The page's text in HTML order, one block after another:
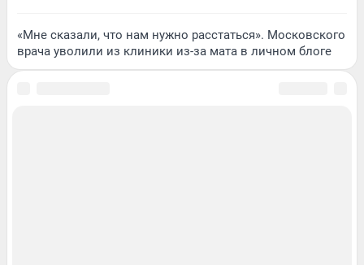
«Мне сказали, что нам нужно расстаться». Московского
врача уволили из клиники из-за мата в личном блоге